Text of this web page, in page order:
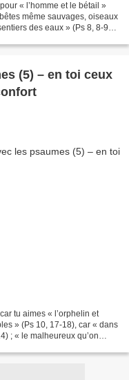
« l’homme et le bétail »
même sauvages, oiseaux
des eaux » (Ps 8, 8-9) ;
(5) – en toi ceux
tu aimes « l’orphelin et
» (Ps 10, 17-18), car « dans
; « le malheureux qu’on